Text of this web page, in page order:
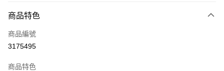
信用卡一次付款
超商取貨付款
商品特色
商品編號
3175495
商品特色